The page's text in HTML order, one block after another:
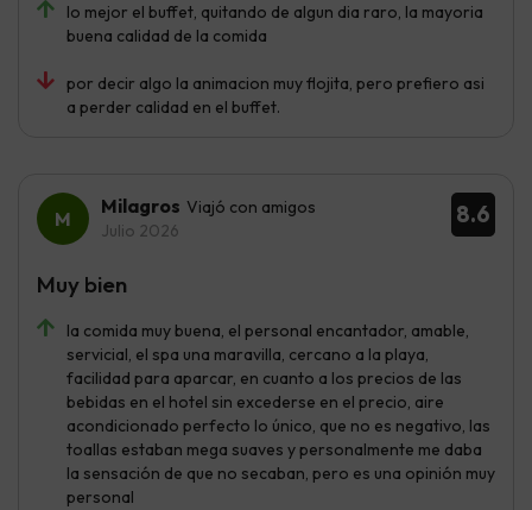
lo mejor el buffet, quitando de algun dia raro, la mayoria
buena calidad de la comida
por decir algo la animacion muy flojita, pero prefiero asi
a perder calidad en el buffet.
8.6
Milagros Viajó con amigos
Julio 2026
la comida muy buena, el personal encantador, amable,
servicial, el spa una maravilla, cercano a la playa,
facilidad para aparcar, en cuanto a los precios de las
bebidas en el hotel sin excederse en el precio, aire
acondicionado perfecto lo único, que no es negativo, las
toallas estaban mega suaves y personalmente me daba
la sensación de que no secaban, pero es una opinión muy
personal
Muy bien